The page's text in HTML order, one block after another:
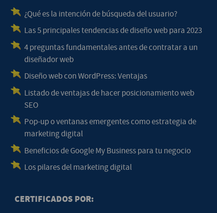
¿Qué es la intención de búsqueda del usuario?
Las 5 principales tendencias de diseño web para 2023
4 preguntas fundamentales antes de contratar a un
diseñador web
Diseño web con WordPress: Ventajas
Listado de ventajas de hacer posicionamiento web
SEO
Pop-up o ventanas emergentes como estrategia de
marketing digital
Beneficios de Google My Business para tu negocio
Los pilares del marketing digital
CERTIFICADOS POR: